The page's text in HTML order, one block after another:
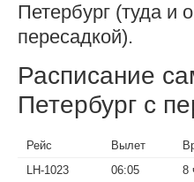
Петербург (туда и
пересадкой).
Расписание
Петербург с
Рейс Вылет
LH-1023
06:05 8